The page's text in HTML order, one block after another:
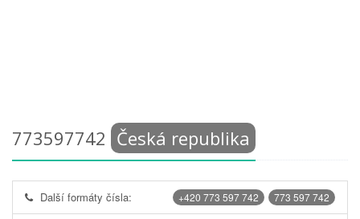
773597742 Česká republika
773 597 742
+420 773 597 742
Další formáty čísla: